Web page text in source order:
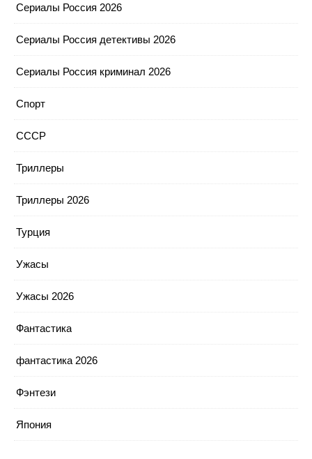
Сериалы Россия 2026
Сериалы Россия детективы 2026
Сериалы Россия криминал 2026
Спорт
СССР
Триллеры
Триллеры 2026
Турция
Ужасы
Ужасы 2026
Фантастика
фантастика 2026
Фэнтези
Япония